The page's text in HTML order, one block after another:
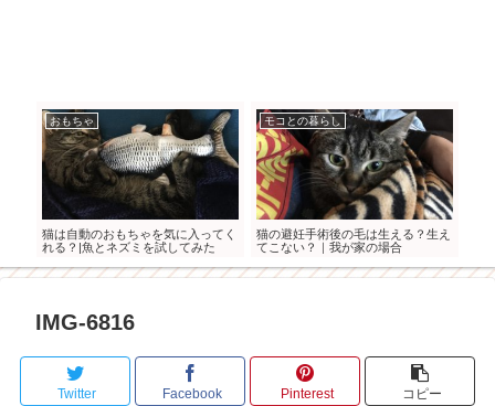
おもちゃ
猫は自動のおもちゃを気に入ってく
れる？|魚とネズミを試してみた
モコとの暮らし
猫の避妊手術後の毛は生える？生え
てこない？｜我が家の場合
IMG-6816
Twitter Facebook Pinterest コピー